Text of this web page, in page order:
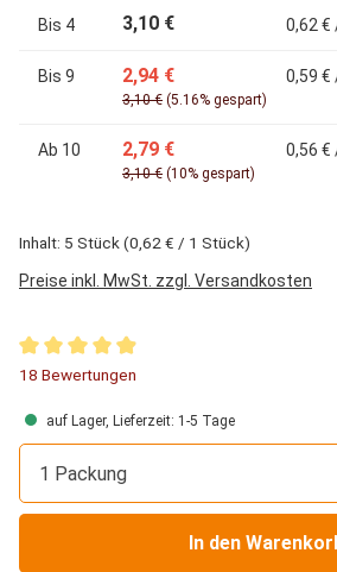
Bis 4 3,10 € 0,62 €
Bis 9 2,94 €
3,10 € (5.16% gespart)
0,59 €
Ab 10 2,79 €
3,10 € (10% gespart)
0,56 €
Inhalt: 5 Stück(0,62 € / 1 Stück)
Preise inkl. MwSt. zzgl. Versandkosten
Durchschnittliche Bewertung von 4.89
18 Bewertungen
auf Lager, Lieferzeit: 1-5 Tage
1 Packung
In den